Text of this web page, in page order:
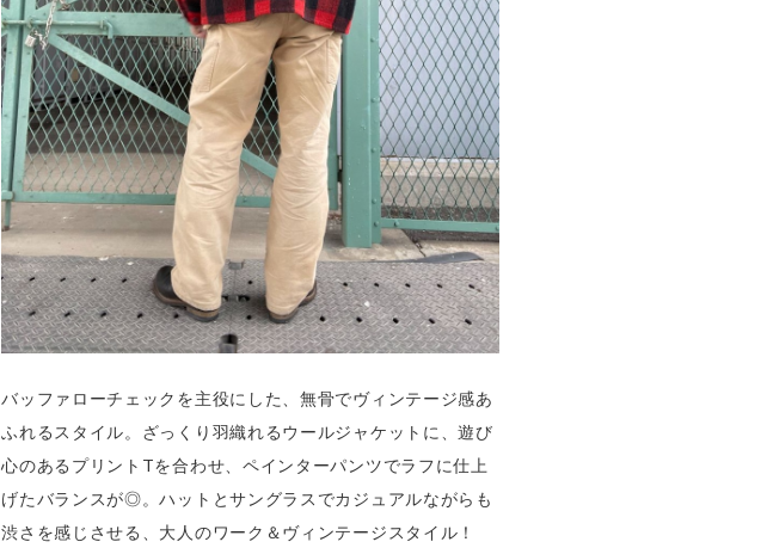
バッファローチェックを主役にした、無骨でヴィンテージ感あ
ふれるスタイル。ざっくり羽織れるウールジャケットに、遊び
心のあるプリントTを合わせ、ペインターパンツでラフに仕上
げたバランスが◎。ハットとサングラスでカジュアルながらも
渋さを感じさせる、大人のワーク＆ヴィンテージスタイル！